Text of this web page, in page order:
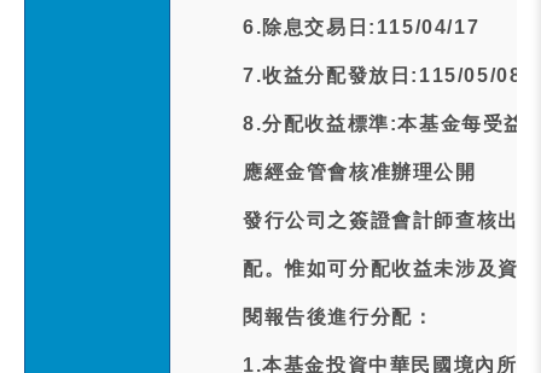
6.除息交易日:115/04/17
7.收益分配發放日:115/05/08
8.分配收益標準:本基金每受益
應經金管會核准辦理公開
發行公司之簽證會計師查核出
配。惟如可分配收益未涉及資
閱報告後進行分配：
1.本基金投資中華民國境內所